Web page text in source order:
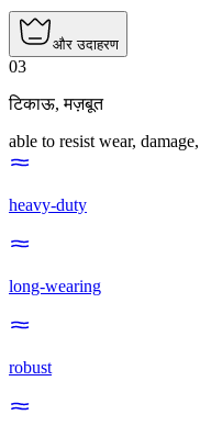
और उदाहरण
03
टिकाऊ,मज़बूत
able to resist wear,
heavy-duty
long-wearing
robust